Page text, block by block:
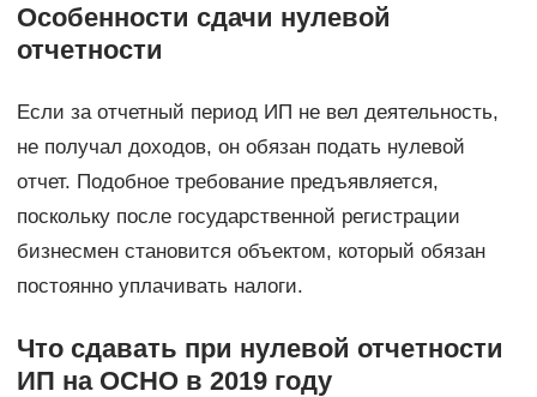
Особенности сдачи нулевой
отчетности
Если за отчетный период ИП не вел деятельность,
не получал доходов, он обязан подать нулевой
отчет. Подобное требование предъявляется,
поскольку после государственной регистрации
бизнесмен становится объектом, который обязан
постоянно уплачивать налоги.
Что сдавать при нулевой отчетности
ИП на ОСНО в 2019 году